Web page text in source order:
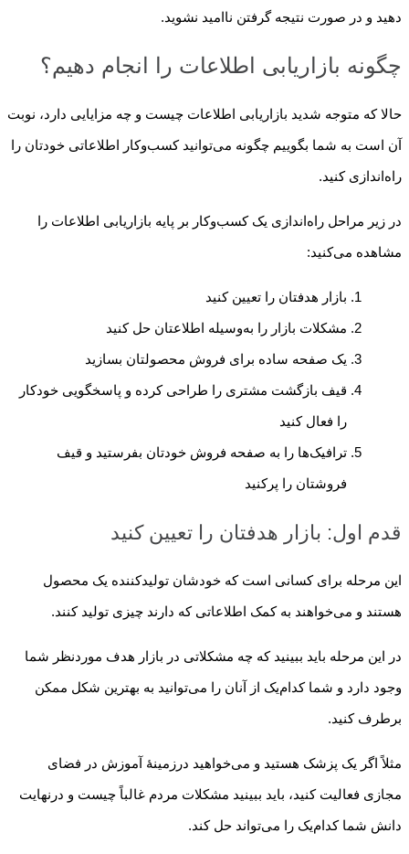
دهید و در صورت نتیجه گرفتن ناامید نشوید.
چگونه بازاریابی اطلاعات را انجام دهیم؟
حالا که متوجه شدید بازاریابی اطلاعات چیست و چه مزایایی دارد، نوبت
آن است به شما بگوییم چگونه می‌توانید کسب‌وکار اطلاعاتی خودتان را
راه‌اندازی کنید.
در زیر مراحل راه‌اندازی یک کسب‌وکار بر پایه بازاریابی اطلاعات را
مشاهده می‌کنید:
بازار هدفتان را تعیین کنید
مشکلات بازار را به‌وسیله اطلاعتان حل کنید
یک صفحه ساده برای فروش محصولتان بسازید
قیف بازگشت مشتری را طراحی کرده و پاسخگویی خودکار
را فعال کنید
ترافیک‌ها را به صفحه فروش خودتان بفرستید و قیف
فروشتان را پرکنید
قدم اول: بازار هدفتان را تعیین کنید
این مرحله برای کسانی است که خودشان تولیدکننده یک محصول
هستند و می‌خواهند به کمک اطلاعاتی که دارند چیزی تولید کنند.
در این مرحله باید ببینید که چه مشکلاتی در بازار هدف موردنظر شما
وجود دارد و شما کدام‌یک از آنان را می‌توانید به بهترین شکل ممکن
برطرف کنید.
مثلاً اگر یک پزشک هستید و می‌خواهید درزمینهٔ آموزش در فضای
مجازی فعالیت کنید، باید ببینید مشکلات مردم غالباً چیست و درنهایت
دانش شما کدام‌یک را می‌تواند حل کند.­